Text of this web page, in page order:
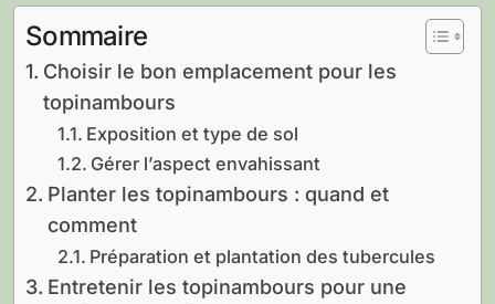
Sommaire
Choisir le bon emplacement pour les
topinambours
Exposition et type de sol
Gérer l’aspect envahissant
Planter les topinambours : quand et
comment
Préparation et plantation des tubercules
Entretenir les topinambours pour une